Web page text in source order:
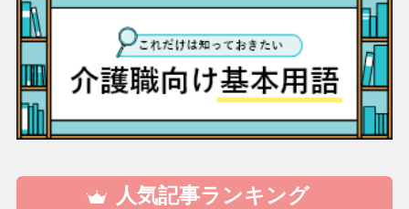
人気記事ランキング